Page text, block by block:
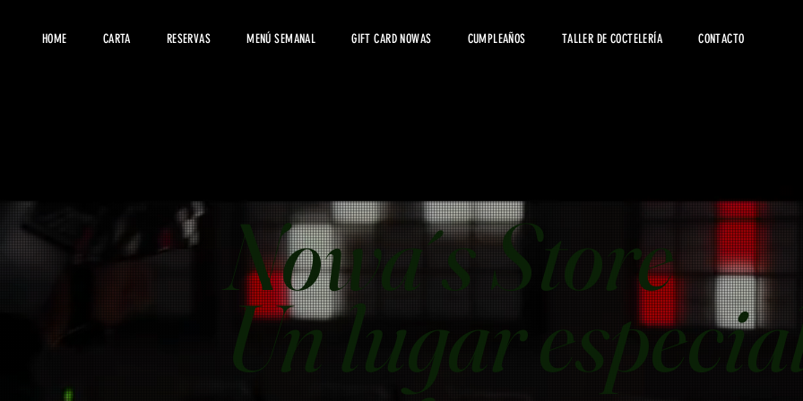
HOME CARTA RESERVAS MENÚ SEMANAL GIFT CARD NOWAS CUMPLEAÑOS TALLER DE COCTELERÍA CONTACTO
Nowa´s Store
Un lugar